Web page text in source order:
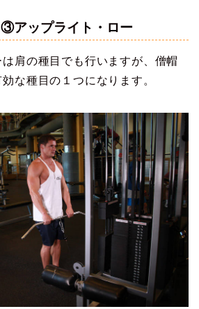
アップライト・ロー
肩の種目でも行いますが、僧帽
な種目の１つになります。